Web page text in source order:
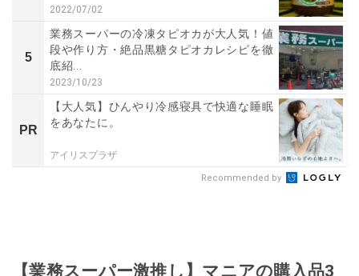
2022/07/02
5
業務スーパーの冷凍タピオカが大人気！値
段や作り方・絶品黒糖タピオカレシピを徹
底紹...
2023/10/23
PR
【大人気】ひんやり冷感寝具で快適な睡眠
をあなたに。
アイリスプラザ
Recommended by
【業務スーパー激推し】マニアの購入品3